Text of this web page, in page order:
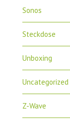
Sonos
Steckdose
Unboxing
Uncategorized
Z-Wave